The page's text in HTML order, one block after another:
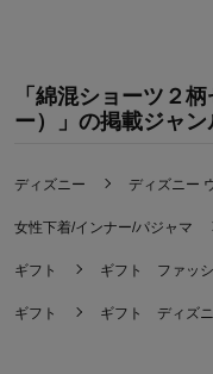
「綿混ショーツ２
ー）」の掲載ジャン
ディズニー ディズニー
女性下着/インナー/パジャマ
ギフト ギフト ファッ
ギフト ギフト ディズ